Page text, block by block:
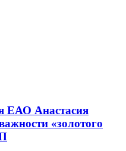
ЕАО Анастасия
«золотого